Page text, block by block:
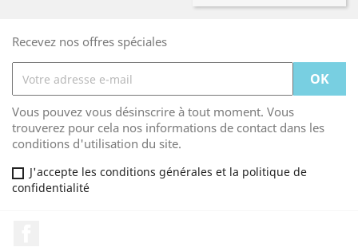
Recevez nos offres spéciales
Vous pouvez vous désinscrire à tout moment. Vous
trouverez pour cela nos informations de contact dans les
conditions d'utilisation du site.
J'accepte les conditions générales et la politique de
confidentialité